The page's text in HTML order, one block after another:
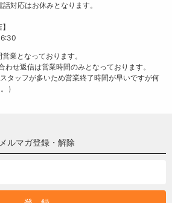
対応はお休みとなります。
業となっております。
せ返信は営業時間のみとなっております。
タッフが多いため営業終了時間が早いですが何
）
メルマガ登録・解除